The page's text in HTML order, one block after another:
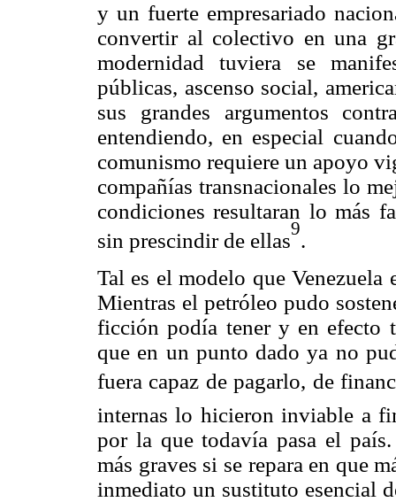
y un fuerte empresariado
convertir al colectivo en una
modernidad tuviera se
públicas, ascenso social,
sus grandes argumentos
entendiendo, en especial
comunismo requiere un apoyo
compañías transnacionales lo
condiciones resultaran lo más
sin prescindir de ellas
9
.
Tal es el modelo que
Mientras el petróleo pudo
ficción podía tener y en efecto
que en un punto dado ya no
fuera capaz de pagarlo, de
internas lo hicieron inviable a
por la que todavía pasa el
más graves si se repara en que
inmediato un sustituto esencial